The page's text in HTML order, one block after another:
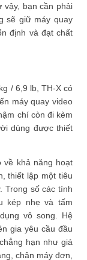
vậy, bạn cần phải
sẽ giữ máy quay
định và đạt chất
/ 6,9 lb, TH-X có
máy quay video
chí còn đi kèm
dùng được thiết
về khả năng hoạt
thiết lập một tiêu
Trong số các tính
kép nhẹ và tấm
vô song. Hệ
gia yêu cầu đầu
hạn như giá
chân máy đơn,